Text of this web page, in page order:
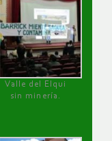
Valle del Elqui
sin minería.